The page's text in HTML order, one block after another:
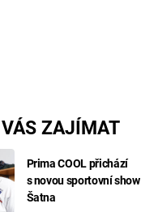
ZAJÍMAT
Prima COOL přichází
s novou sportovní show
Šatna